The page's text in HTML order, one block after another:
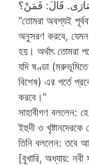
‘‘তোমরা অবশ্যই
অনুসরণ করবে,
হয়। অর্থাৎ তোমরা
যদি ষণ্ডা
বিশেষ) এর গর্তে
করবে।”
সাহাবীগণ বললেন:
ইহুদী ও খৃষ্টানদেরকে
তিনি বললেন: তবে
[বুখারি, অধ্যায়: